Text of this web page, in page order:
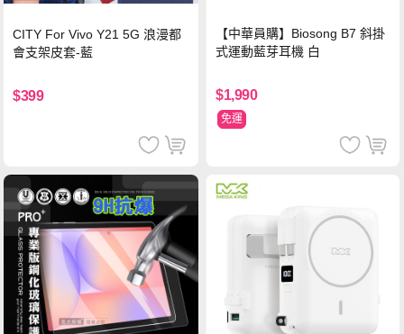
CITY For Vivo Y21 5G 浪漫都
會支架皮套-藍
$399
【中華員購】Biosong B7 斜掛
式運動藍芽耳機 白
$1,990
免運